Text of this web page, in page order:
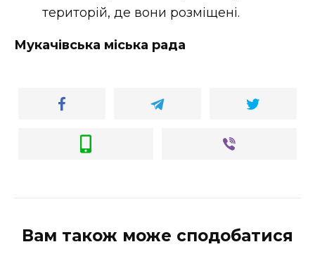
територій, де вони розміщені.
Мукачівська міська рада
Вам також може сподобатися